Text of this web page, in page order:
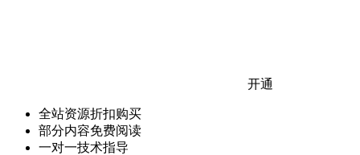
开通
全站资源折扣购买
部分内容免费阅读
一对一技术指导